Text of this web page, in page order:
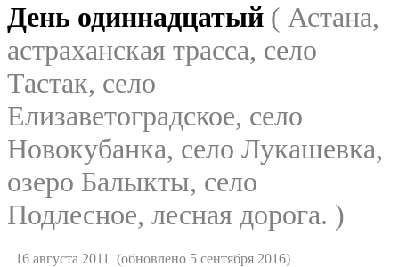
День одиннадцатый ( Астана,
астраханская трасса, село
Тастак, село
Елизаветоградское, село
Новокубанка, село Лукашевка,
озеро Балыкты, село
Подлесное, лесная дорога. )
16 августа 2011 (обновлено 5 сентября 2016)